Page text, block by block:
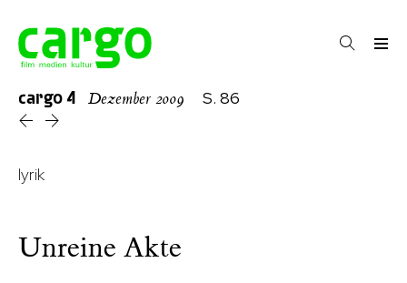
cargo4 Dezember 2009 S. 86
lyrik
Unreine Akte